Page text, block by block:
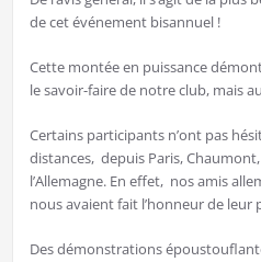
de cet événement bisannuel !
Cette montée en puissance
le savoir-faire de notre club, mais
Certains participants n’ont pas
distances, depuis Paris,
l’Allemagne. En effet, nos amis
nous avaient fait l’honneur de leur
Des démonstrations